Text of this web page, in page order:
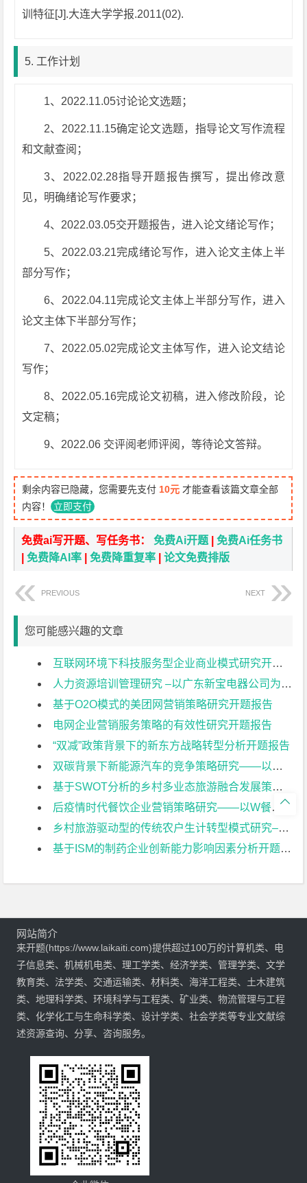
训特征[J].大连大学学报.2011(02).
5. 工作计划
1、2022.11.05讨论论文选题；
2、2022.11.15确定论文选题，指导论文写作流程
和文献查阅；
3、2022.02.28指导开题报告撰写，提出修改意
见，明确绪论写作要求；
4、2022.03.05交开题报告，进入论文绪论写作；
5、2022.03.21完成绪论写作，进入论文主体上半
部分写作；
6、2022.04.11完成论文主体上半部分写作，进入
论文主体下半部分写作；
7、2022.05.02完成论文主体写作，进入论文结论
写作；
8、2022.05.16完成论文初稿，进入修改阶段，论
文定稿；
9、2022.06 交评阅老师评阅，等待论文答辩。
剩余内容已隐藏，您需要先支付 10元 才能查看该篇文章全部
内容！ 立即支付
免费ai写开题、写任务书：免费Ai开题 |免费Ai任务书
|免费降AI率 |免费降重复率 |论文免费排版
PREVIOUS NEXT
您可能感兴趣的文章
互联网环境下科技服务型企业商业模式研究开题报告
人力资源培训管理研究 –以广东新宝电器公司为例开题报告
基于O2O模式的美团网营销策略研究开题报告
电网企业营销服务策略的有效性研究开题报告
“双减”政策背景下的新东方战略转型分析开题报告
双碳背景下新能源汽车的竞争策略研究——以比亚迪为例开题报告
基于SWOT分析的乡村多业态旅游融合发展策略研究——以常州佳农探趣休闲生态园为例开题报告
后疫情时代餐饮企业营销策略研究——以W餐饮企业为例开题报告
乡村旅游驱动型的传统农户生计转型模式研究–以常州黄天荡村大闸蟹养开题报告
基于ISM的制药企业创新能力影响因素分析开题报告

网站简介
来开题(https://www.laikaiti.com)提供超过100万的计算机类、电
子信息类、机械机电类、理工学类、经济学类、管理学类、文学
教育类、法学类、交通运输类、材料类、海洋工程类、土木建筑
类、地理科学类、环境科学与工程类、矿业类、物流管理与工程
类、化学化工与生命科学类、设计学类、社会学类等专业文献综
述资源查询、分享、咨询服务。